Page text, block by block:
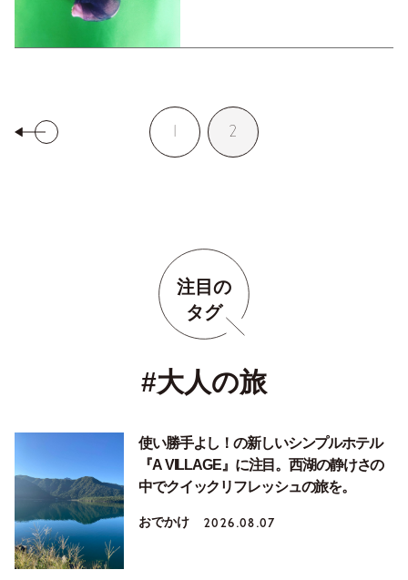
2
注目の
タグ
#大人の旅
使い勝手よし！の新しいシンプルホテル
『A VILLAGE』に注目。西湖の静けさの
中でクイックリフレッシュの旅を。
おでかけ 2026.08.07